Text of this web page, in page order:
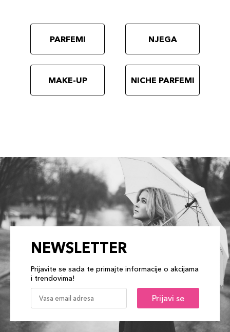
PARFEMI NJEGA
MAKE-UP NICHE PARFEMI
NEWSLETTER
Prijavite se sada te primajte informacije o akcijama
i trendovima!
Prijavi se